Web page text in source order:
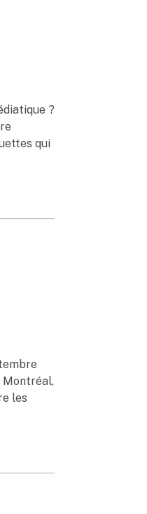
?
qui
Montréal,
les